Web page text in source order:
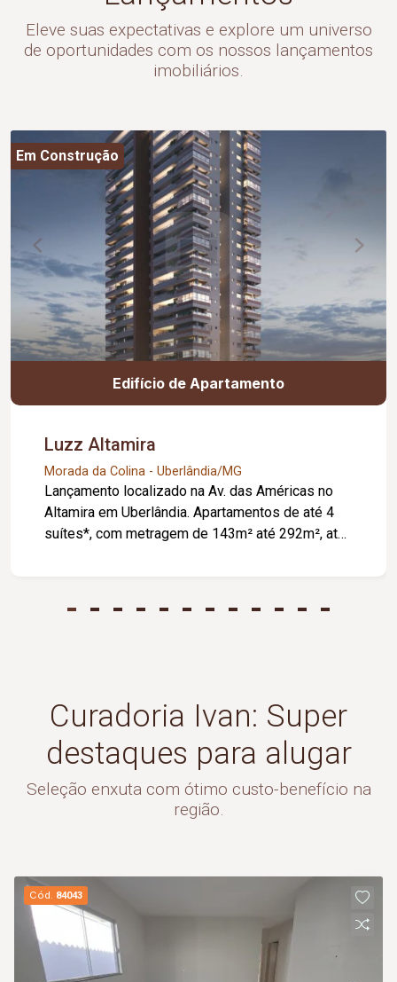
Eleve suas expectativas e explore um universo
de oportunidades com os nossos lançamentos
imobiliários.
Em Construção
Edifício de Apartamento
Luzz Altamira
Morada da Colina - Uberlândia/MG
Lançamento localizado na Av. das Américas no
Altamira em Uberlândia. Apartamentos de até 4
suítes*, com metragem de 143m² até 292m², até
ilha, sala de jantar e estar, Sala e hall privativo
com pé-direito duplo, ampla varanda gourmet e
lavabo.
Curadoria Ivan: Super
destaques para alugar
Seleção enxuta com ótimo custo-benefício na
região.
Cód. 84043